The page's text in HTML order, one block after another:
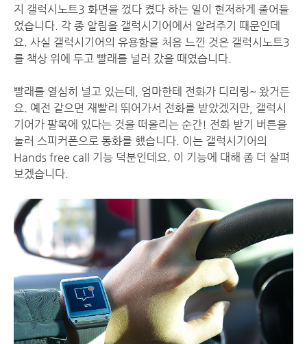
지 갤럭시노트3 화면을 껐다 켰다 하는 일이 현저하게 줄어들
었습니다. 각 종 알림을 갤럭시기어에서 알려주기 때문인데
요. 사실 갤럭시기어의 유용함을 처음 느낀 것은 갤럭시노트3
를 책상 위에 두고 빨래를 널러 갔을 때였습니다.
빨래를 열심히 널고 있는데, 엄마한테 전화가 디리링~ 왔거든
요. 예전 같으면 재빨리 뛰어가서 전화를 받았겠지만, 갤럭시
기어가 팔목에 있다는 것을 떠올리는 순간! 전화 받기 버튼을
눌러 스피커폰으로 통화를 했습니다. 이는 갤럭시기어의
Hands free call 기능 덕분인데요. 이 기능에 대해 좀 더 살펴
보겠습니다.